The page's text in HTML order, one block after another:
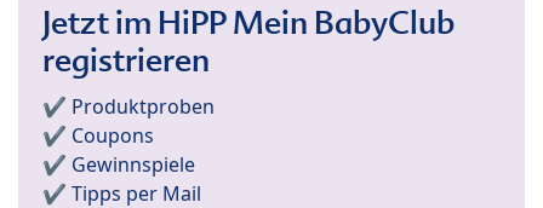
Jetzt im HiPP Mein BabyClub
registrieren
✔️ Produktproben
✔️ Coupons
✔️ Gewinnspiele
✔️ Tipps per Mail